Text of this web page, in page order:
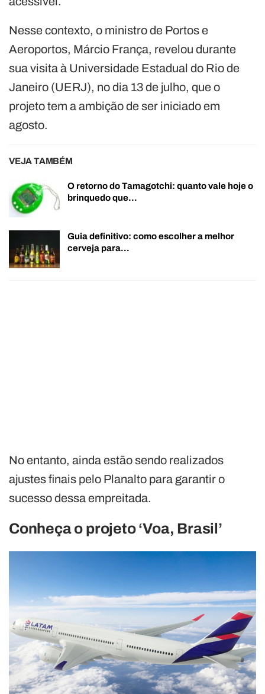
Nesse contexto, o ministro de Portos e
Aeroportos, Márcio França, revelou durante
sua visita à Universidade Estadual do Rio de
Janeiro (UERJ), no dia 13 de julho, que o
projeto tem a ambição de ser iniciado em
agosto.
VEJA TAMBÉM
O retorno do Tamagotchi: quanto vale hoje o
brinquedo que…
Guia definitivo: como escolher a melhor
cerveja para…
No entanto, ainda estão sendo realizados
ajustes finais pelo Planalto para garantir o
sucesso dessa empreitada.
Conheça o projeto ‘Voa, Brasil’